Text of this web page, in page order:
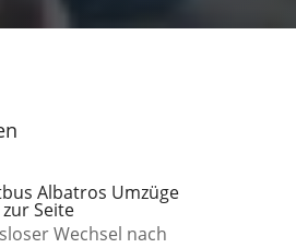
Albatros Umzüge
Seite
Wechsel nach